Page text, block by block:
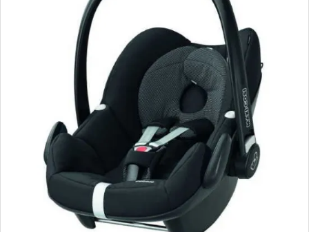
ブランドから選ぶ
INFORMATIOM
お問い合わせ
特定商取引法表示
プライバシーポリシー